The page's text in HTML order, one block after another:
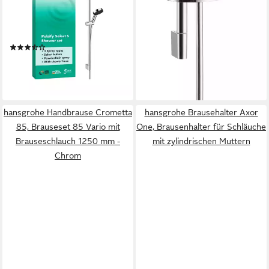
Brause-Set Pulsify Select 105
959mm Brausestange, chr,
(2)
ab 96,49 € UVP
hansgrohe Handbrause Crometta
85, Brauseset 85 Vario mit
Brauseschlauch 1250 mm -
Chrom
hansgrohe Brausehalter Axor
One, Brausenhalter für Schläuche
mit zylindrischen Muttern